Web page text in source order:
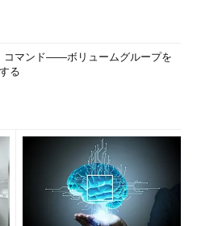
コマンド――ボリュームグループを
る